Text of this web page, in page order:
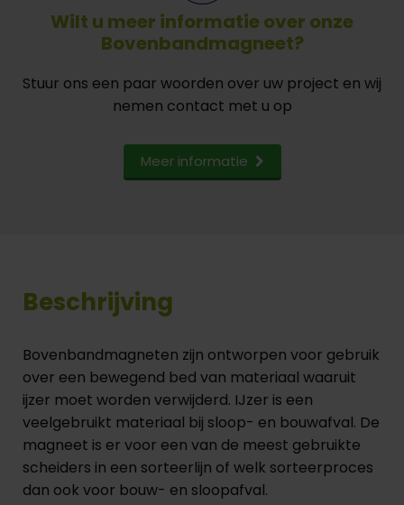
Wilt u meer informatie over onze
Bovenbandmagneet?
Stuur ons een paar woorden over uw project en wij
nemen contact met u op
Meer informatie
Beschrijving
Bovenbandmagneten zijn ontworpen voor gebruik
over een bewegend bed van materiaal waaruit
ijzer moet worden verwijderd. IJzer is een
veelgebruikt materiaal bij sloop- en bouwafval. De
magneet is er voor een van de meest gebruikte
scheiders in een sorteerlijn of welk sorteerproces
dan ook voor bouw- en sloopafval.